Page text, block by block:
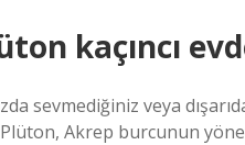
kaçıncı
sevmediğiniz veya
Akrep burcunun